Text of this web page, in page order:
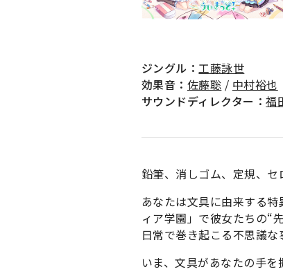
ジングル：工藤詠世
効果音： 佐藤聡 / 中村裕也
サウンドディレクター：福
鉛筆、消しゴム、定規、
あなたは文具に由来する
ィア学園」で彼女たちの“
日常で巻き起こる不思議
いま、文具があなたの手を